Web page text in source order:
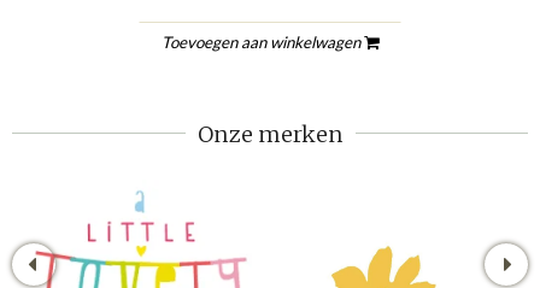
Toevoegen aan winkelwagen
Onze merken